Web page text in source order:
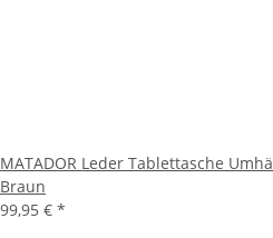
MATADOR Leder Tablettasche
Braun
99,95 € *